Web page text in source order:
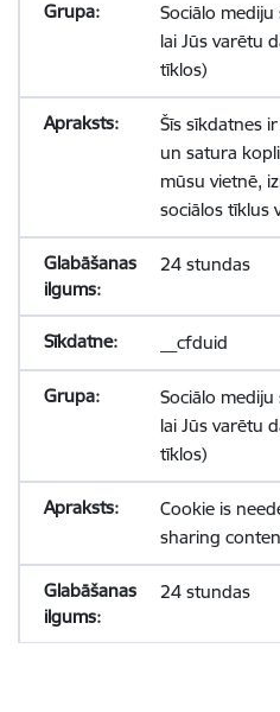
Sociālo mediju
lai Jūs varētu
tīklos)
Šīs sīkdatnes
un satura
mūsu vietnē,
sociālos tīklus
24 stundas
__cfduid
Sociālo mediju
lai Jūs varētu
tīklos)
Cookie is
sharing
24 stundas